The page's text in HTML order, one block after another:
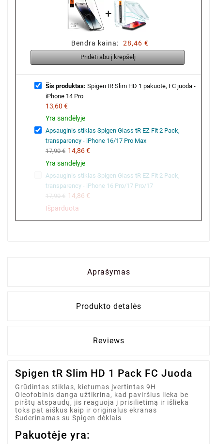
+
Bendra kaina: 28,46 €
Pridėti abu į krepšelį
Šis produktas: Spigen tR Slim HD 1 pakuotė, FC juoda -
iPhone 14 Pro
13,60 €
Yra sandėlyje
Apsauginis stiklas Spigen Glass tR EZ Fit 2 Pack,
transparency - iPhone 16/17 Pro Max
17,90 € 14,86 €
Yra sandėlyje
Apsauginis stiklas Spigen Glass tR EZ Fit 2 Pack,
transparency - iPhone 16 Pro/17 Pro/17
17,90 € 14,86 €
Išparduota
Aprašymas
Produkto detalės
Reviews
Spigen tR Slim HD 1 Pack FC Juoda
Grūdintas stiklas, kietumas įvertintas 9H
Oleofobinis danga užtikrina, kad paviršius lieka be
pirštų atspaudų, jis reaguoja į prisilietimą ir išlieka
toks pat aiškus kaip ir originalus ekranas
Suderinamas su Spigen dėklais
Pakuotėje yra: